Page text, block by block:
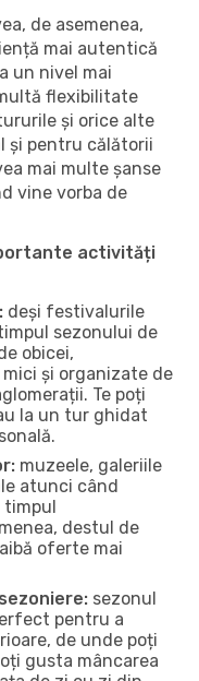
de asemenea,
mai autentică
un nivel mai
flexibilitate
și orice alte
și pentru călătorii
mai multe șanse
vine vorba de
activități
deși festivalurile
sezonului de
obicei,
și organizate de
Te poți
la un tur ghidat
muzeele, galeriile
atunci când
timpul
destul de
oferte mai
sezonul
pentru a
de unde poți
gusta mâncarea